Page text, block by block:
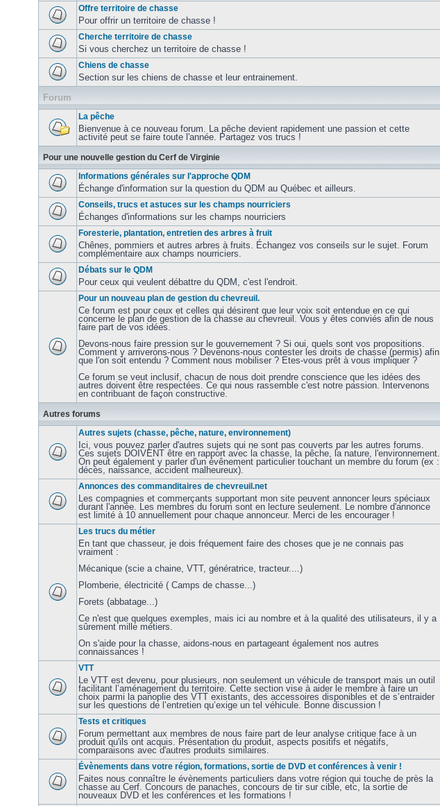
Offre territoire de chasse
Pour offrir un territoire de chasse !
Cherche territoire de chasse
Si vous cherchez un territoire de chasse !
Chiens de chasse
Section sur les chiens de chasse et leur entrainement.
Forum
La pêche
Bienvenue à ce nouveau forum. La pêche devient rapidement une passion et cette
activité peut se faire toute l'année. Partagez vos trucs !
Pour une nouvelle gestion du Cerf de Virginie
Informations générales sur l'approche QDM
Échange d'information sur la question du QDM au Québec et ailleurs.
Conseils, trucs et astuces sur les champs nourriciers
Échanges d'informations sur les champs nourriciers
Foresterie, plantation, entretien des arbres à fruit
Chênes, pommiers et autres arbres à fruits. Échangez vos conseils sur le sujet. Forum
complémentaire aux champs nourriciers.
Débats sur le QDM
Pour ceux qui veulent débattre du QDM, c'est l'endroit.
Pour un nouveau plan de gestion du chevreuil.
Ce forum est pour ceux et celles qui désirent que leur voix soit entendue en ce qui
concerne le plan de gestion de la chasse au chevreuil. Vous y êtes conviés afin de nous
faire part de vos idées.
Devons-nous faire pression sur le gouvernement ? Si oui, quels sont vos propositions.
Comment y arriverons-nous ? Devenons-nous contester les droits de chasse (permis) afin
que l'on soit entendu ? Comment nous mobiliser ? Etes-vous prêt à vous impliquer ?
Ce forum se veut inclusif, chacun de nous doit prendre conscience que les idées des
autres doivent être respectées. Ce qui nous rassemble c'est notre passion. Intervenons
en contribuant de façon constructive.
Autres forums
Autres sujets (chasse, pêche, nature, environnement)
Ici, vous pouvez parler d'autres sujets qui ne sont pas couverts par les autres forums.
Ces sujets DOIVENT être en rapport avec la chasse, la pêche, la nature, l'environnement.
On peut également y parler d'un évênement particulier touchant un membre du forum (ex :
décès, naissance, accident malheureux).
Annonces des commanditaires de chevreuil.net
Les compagnies et commerçants supportant mon site peuvent annoncer leurs spéciaux
durant l'année. Les membres du forum sont en lecture seulement. Le nombre d'annonce
est limité à 10 annuellement pour chaque annonceur. Merci de les encourager !
Les trucs du métier
En tant que chasseur, je dois fréquement faire des choses que je ne connais pas
vraiment :
Mécanique (scie a chaine, VTT, génératrice, tracteur....)
Plomberie, électricité ( Camps de chasse...)
Forets (abbatage...)
Ce n'est que quelques exemples, mais ici au nombre et à la qualité des utilisateurs, il y a
sûrement mille métiers.
On s'aide pour la chasse, aidons-nous en partageant également nos autres
connaissances !
VTT
Le VTT est devenu, pour plusieurs, non seulement un véhicule de transport mais un outil
facilitant l’aménagement du territoire. Cette section vise à aider le membre à faire un
choix parmi la panoplie des VTT existants, des accessoires disponibles et de s’entraider
sur les questions de l’entretien qu’exige un tel véhicule. Bonne discussion !
Tests et critiques
Forum permettant aux membres de nous faire part de leur analyse critique face à un
produit qu'ils ont acquis. Présentation du produit, aspects positifs et négatifs,
comparaisons avec d'autres produits similaires.
Évènements dans votre région, formations, sortie de DVD et conférences à venir !
Faites nous connaître le évènements particuliers dans votre région qui touche de près la
chasse au Cerf. Concours de panaches, concours de tir sur cible, etc, la sortie de
nouveaux DVD et les conférences et les formations !